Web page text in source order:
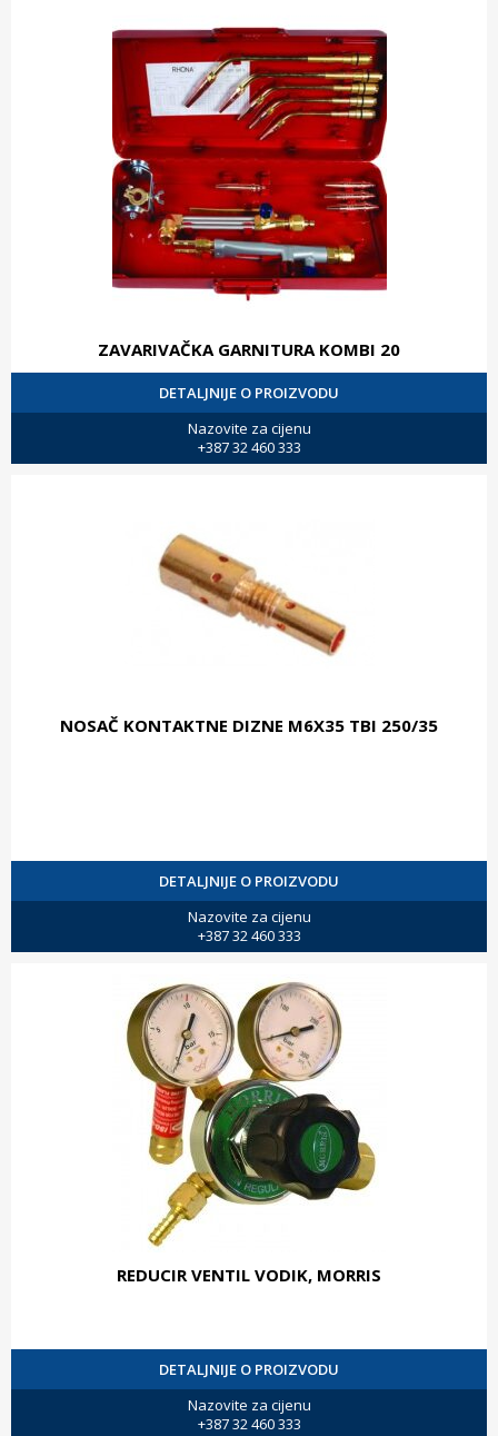
ZAVARIVAČKA GARNITURA KOMBI 20
DETALJNIJE O PROIZVODU
Nazovite za cijenu
+387 32 460 333
NOSAČ KONTAKTNE DIZNE M6X35 TBI 250/35
DETALJNIJE O PROIZVODU
Nazovite za cijenu
+387 32 460 333
REDUCIR VENTIL VODIK, MORRIS
DETALJNIJE O PROIZVODU
Nazovite za cijenu
+387 32 460 333